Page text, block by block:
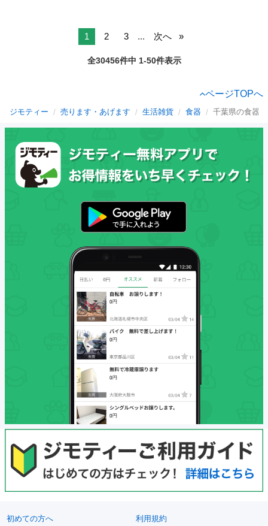
1 2 3 ... 次へ
全30456件中 1-50件表示
ページTOPへ
ジモティー 売ります・あげます 生活雑貨 食器 千葉県の食器
初めての方へ 利用規約